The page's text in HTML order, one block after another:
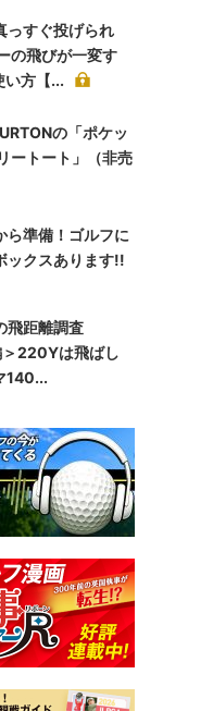
っすぐ投げられ
の飛びが一変す
い方【...
の「ポケッ
ートート」（非売
ら準備！ゴルフに
ックスあります!!
飛距離調査
220Yは飛ばし
140...